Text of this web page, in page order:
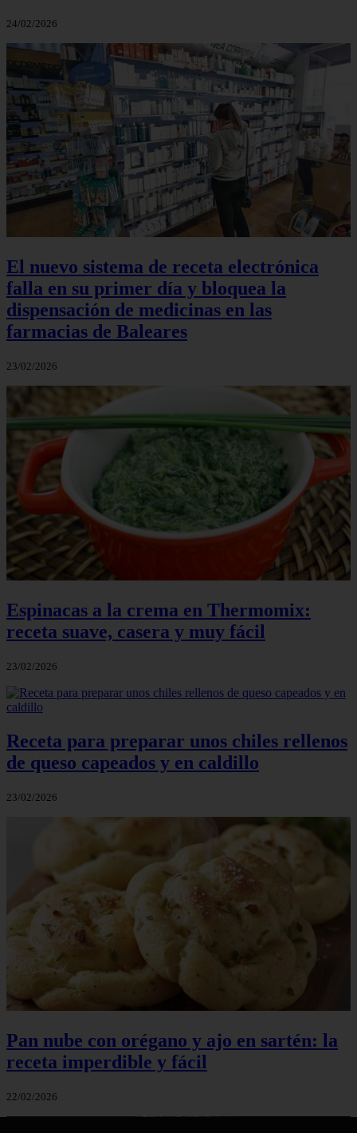
24/02/2026
El nuevo sistema de receta electrónica
falla en su primer día y bloquea la
dispensación de medicinas en las
farmacias de Baleares
23/02/2026
Espinacas a la crema en Thermomix:
receta suave, casera y muy fácil
23/02/2026
Receta para preparar unos chiles rellenos
de queso capeados y en caldillo
23/02/2026
Pan nube con orégano y ajo en sartén: la
receta imperdible y fácil
22/02/2026